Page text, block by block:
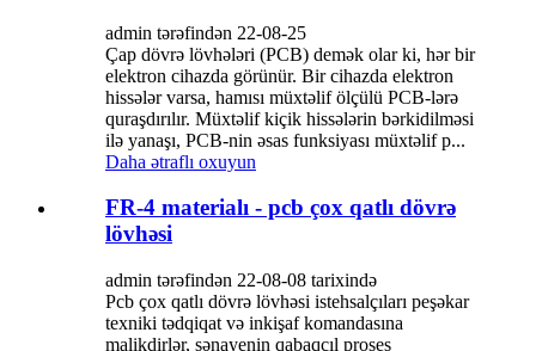
admin tərəfindən 22-08-25
Çap dövrə lövhələri (PCB) demək olar ki, hər bir
elektron cihazda görünür. Bir cihazda elektron
hissələr varsa, hamısı müxtəlif ölçülü PCB-lərə
quraşdırılır. Müxtəlif kiçik hissələrin bərkidilməsi
ilə yanaşı, PCB-nin əsas funksiyası müxtəlif p...
Daha ətraflı oxuyun
FR-4 materialı - pcb çox qatlı dövrə
lövhəsi
admin tərəfindən 22-08-08 tarixində
Pcb çox qatlı dövrə lövhəsi istehsalçıları peşəkar
texniki tədqiqat və inkişaf komandasına
malikdirlər, sənayenin qabaqcıl proses